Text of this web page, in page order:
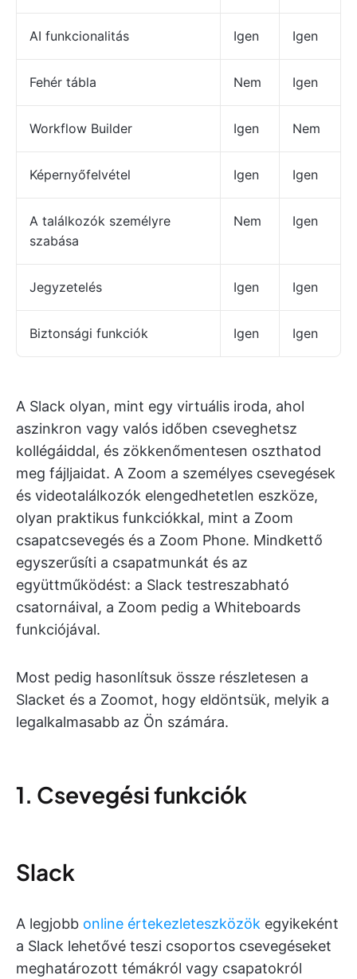
AI funkcionalitás Igen Igen
Fehér tábla Nem Igen
Workflow Builder Igen Nem
Képernyőfelvétel Igen Igen
A találkozók személyre
szabása
Nem Igen
Jegyzetelés Igen Igen
Biztonsági funkciók Igen Igen
A Slack olyan, mint egy virtuális iroda, ahol
aszinkron vagy valós időben cseveghetsz
kollégáiddal, és zökkenőmentesen oszthatod
meg fájljaidat. A Zoom a személyes csevegések
és videotalálkozók elengedhetetlen eszköze,
olyan praktikus funkciókkal, mint a Zoom
csapatcsevegés és a Zoom Phone. Mindkettő
egyszerűsíti a csapatmunkát és az
együttműködést: a Slack testreszabható
csatornáival, a Zoom pedig a Whiteboards
funkciójával.
Most pedig hasonlítsuk össze részletesen a
Slacket és a Zoomot, hogy eldöntsük, melyik a
legalkalmasabb az Ön számára.
1. Csevegési funkciók
Slack
A legjobb online értekezleteszközök egyikeként
a Slack lehetővé teszi csoportos csevegéseket
meghatározott témákról vagy csapatokról